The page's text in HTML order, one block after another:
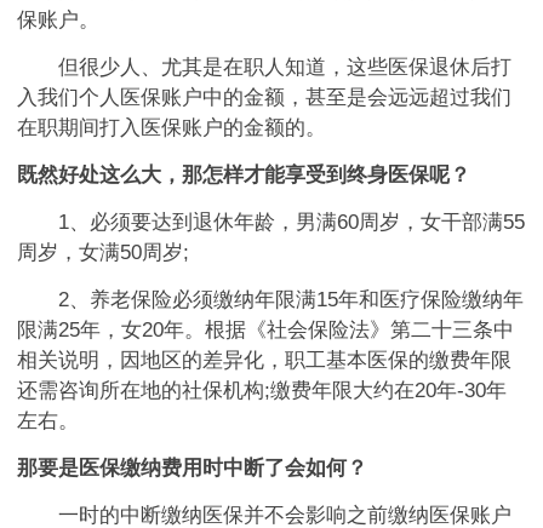
保账户。
但很少人、尤其是在职人知道，这些医保退休后打
入我们个人医保账户中的金额，甚至是会远远超过我们
在职期间打入医保账户的金额的。
既然好处这么大，那怎样才能享受到终身医保呢？
1、必须要达到退休年龄，男满60周岁，女干部满55
周岁，女满50周岁;
2、养老保险必须缴纳年限满15年和医疗保险缴纳年
限满25年，女20年。根据《社会保险法》第二十三条中
相关说明，因地区的差异化，职工基本医保的缴费年限
还需咨询所在地的社保机构;缴费年限大约在20年-30年
左右。
那要是医保缴纳费用时中断了会如何？
一时的中断缴纳医保并不会影响之前缴纳医保账户